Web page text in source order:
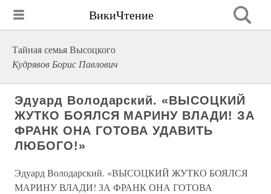
ВикиЧтение
Тайная семья Высоцкого
Кудрявов Борис Павлович
Эдуард Володарский. «ВЫСОЦКИЙ
ЖУТКО БОЯЛСЯ МАРИНУ ВЛАДИ! ЗА
ФРАНК ОНА ГОТОВА УДАВИТЬ
ЛЮБОГО!»
Эдуард Володарский. «ВЫСОЦКИЙ ЖУТКО БОЯЛСЯ
МАРИНУ ВЛАДИ! ЗА ФРАНК ОНА ГОТОВА